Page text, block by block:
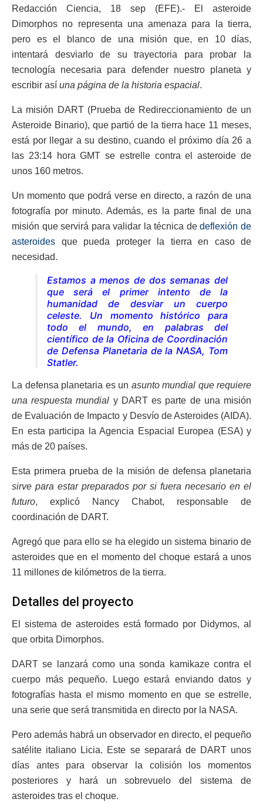
Redacción Ciencia, 18 sep (EFE).- El asteroide
Dimorphos no representa una amenaza para la tierra,
pero es el blanco de una misión que, en 10 días,
intentará desviarlo de su trayectoria para probar la
tecnología necesaria para defender nuestro planeta y
escribir así una página de la historia espacial.
La misión DART (Prueba de Redireccionamiento de un
Asteroide Binario), que partió de la tierra hace 11 meses,
está por llegar a su destino, cuando el próximo día 26 a
las 23:14 hora GMT se estrelle contra el asteroide de
unos 160 metros.
Un momento que podrá verse en directo, a razón de una
fotografía por minuto. Además, es la parte final de una
misión que servirá para validar la técnica dedeflexión de
asteroides que pueda proteger la tierra en caso de
necesidad.
Estamos a menos de dos semanas del
que será el primer intento de la
humanidad de desviar un cuerpo
celeste. Un momento histórico para
todo el mundo, en palabras del
científico de la Oficina de Coordinación
de Defensa Planetaria de la NASA, Tom
Statler.
La defensa planetaria es un asunto mundial que requiere
una respuesta mundial y DART es parte de una misión
de Evaluación de Impacto y Desvío de Asteroides (AIDA).
En esta participa la Agencia Espacial Europea (ESA) y
más de 20 países.
Esta primera prueba de la misión de defensa planetaria
sirve para estar preparados por si fuera necesario en el
futuro, explicó Nancy Chabot, responsable de
coordinación de DART.
Agregó que para ello se ha elegido un sistema binario de
asteroides que en el momento del choque estará a unos
11 millones de kilómetros de la tierra.
Detalles del proyecto
El sistema de asteroides está formado por Didymos, al
que orbita Dimorphos.
DART se lanzará como una sonda kamikaze contra el
cuerpo más pequeño. Luego estará enviando datos y
fotografías hasta el mismo momento en que se estrelle,
una serie que será transmitida en directo por la NASA.
Pero además habrá un observador en directo, el pequeño
satélite italiano Licia. Este se separará de DART unos
días antes para observar la colisión los momentos
posteriores y hará un sobrevuelo del sistema de
asteroides tras el choque.